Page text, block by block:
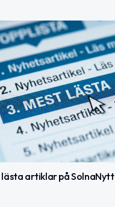
lästa artiklar på SolnaNytt